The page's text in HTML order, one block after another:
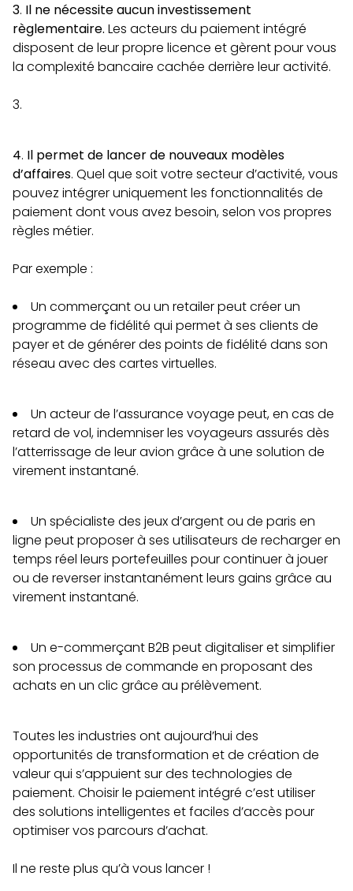
3. Il ne nécessite aucun investissement
règlementaire. Les acteurs du paiement intégré
disposent de leur propre licence et gèrent pour vous
la complexité bancaire cachée derrière leur activité.
4. Il permet de lancer de nouveaux modèles
d’affaires. Quel que soit votre secteur d’activité, vous
pouvez intégrer uniquement les fonctionnalités de
paiement dont vous avez besoin, selon vos propres
règles métier.
Par exemple :
Un commerçant ou un retailer peut créer un
programme de fidélité qui permet à ses clients de
payer et de générer des points de fidélité dans son
réseau avec des cartes virtuelles.
Un acteur de l’assurance voyage peut, en cas de
retard de vol, indemniser les voyageurs assurés dès
l’atterrissage de leur avion grâce à une solution de
virement instantané.
Un spécialiste des jeux d’argent ou de paris en
ligne peut proposer à ses utilisateurs de recharger en
temps réel leurs portefeuilles pour continuer à jouer
ou de reverser instantanément leurs gains grâce au
virement instantané.
Un e-commerçant B2B peut digitaliser et simplifier
son processus de commande en proposant des
achats en un clic grâce au prélèvement.
Toutes les industries ont aujourd’hui des
opportunités de transformation et de création de
valeur qui s’appuient sur des technologies de
paiement. Choisir le paiement intégré c’est utiliser
des solutions intelligentes et faciles d’accès pour
optimiser vos parcours d’achat.
Il ne reste plus qu’à vous lancer !